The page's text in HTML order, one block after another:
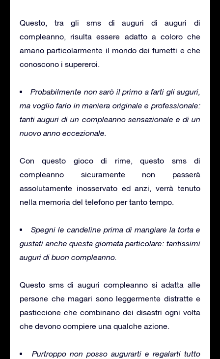
Questo, tra gli sms di auguri di auguri di
compleanno, risulta essere adatto a coloro che
amano particolarmente il mondo dei fumetti e che
conoscono i supereroi.
Probabilmente non sarò il primo a farti gli auguri,
ma voglio farlo in maniera originale e professionale:
tanti auguri di un compleanno sensazionale e di un
nuovo anno eccezionale.
Con questo gioco di rime, questo sms di
compleanno sicuramente non passerà
assolutamente inosservato ed anzi, verrà tenuto
nella memoria del telefono per tanto tempo.
Spegni le candeline prima di mangiare la torta e
gustati anche questa giornata particolare: tantissimi
auguri di buon compleanno.
Questo sms di auguri compleanno si adatta alle
persone che magari sono leggermente distratte e
pasticcione che combinano dei disastri ogni volta
che devono compiere una qualche azione.
Purtroppo non posso augurarti e regalarti tutto